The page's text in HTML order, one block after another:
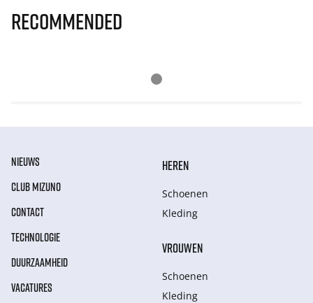
Recommended
NIEUWS
CLUB MIZUNO
CONTACT
TECHNOLOGIE
DUURZAAMHEID
VACATURES
HEREN
Schoenen
Kleding
VROUWEN
Schoenen
Kleding